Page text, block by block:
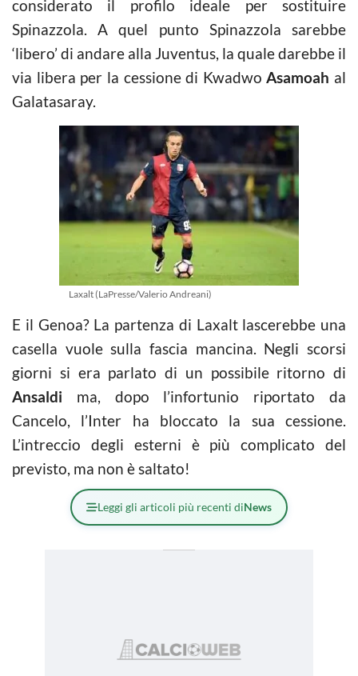
considerato il profilo ideale per sostituire
Spinazzola. A quel punto Spinazzola sarebbe
‘libero’ di andare alla Juventus, la quale darebbe il
via libera per la cessione di KwadwoAsamoah al
Galatasaray.
Laxalt (LaPresse/Valerio Andreani)
E il Genoa? La partenza di Laxalt lascerebbe una
casella vuole sulla fascia mancina. Negli scorsi
giorni si era parlato di un possibile ritorno di
Ansaldi ma, dopo l’infortunio riportato da
Cancelo, l’Inter ha bloccato la sua cessione.
L’intreccio degli esterni è più complicato del
previsto, ma non è saltato!
Leggi gli articoli più recenti diNews